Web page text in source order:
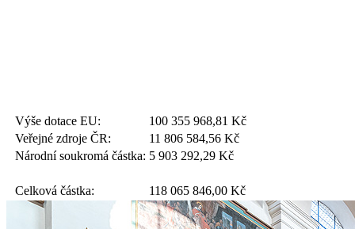
Výše dotace EU: 100 355 968,81 Kč
Veřejné zdroje ČR:
11 806 584,56 Kč
Národní soukromá částka: 5 903 292,29 Kč
Celková částka: 118 065 846,00 Kč